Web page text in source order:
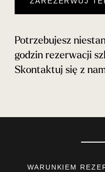
Potrzebujesz
godzin rezerwacji
Skontaktuj się z
WARUNKIEM